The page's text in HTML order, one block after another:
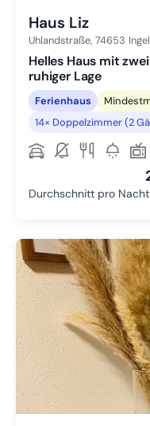
Haus Liz
Uhlandstraße, 74653
Helles Haus mit
ruhiger Lage
Ferienhaus
14× Doppelzimmer (2
Durchschnitt pro